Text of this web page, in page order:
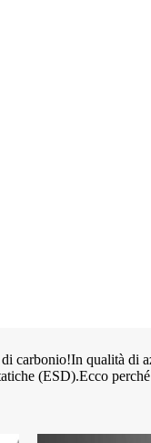
carbonio!In qualità di
(ESD).Ecco